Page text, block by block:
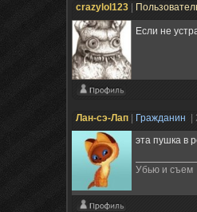
crazylol123
Если не
Лан-сэ-Лап Гражданин
эта пушка в
Убью и съем